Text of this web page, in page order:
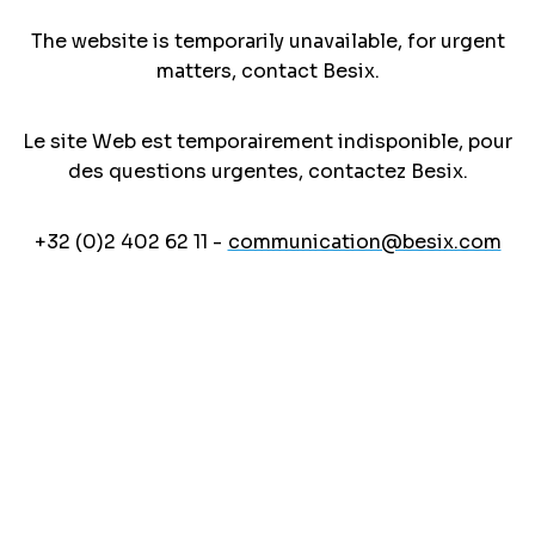
The website is temporarily unavailable, for urgent
matters, contact Besix.
Le site Web est temporairement indisponible, pour
des questions urgentes, contactez Besix.
+32 (0)2 402 62 11 - communication@besix.com